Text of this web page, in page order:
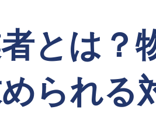
とは？
られる